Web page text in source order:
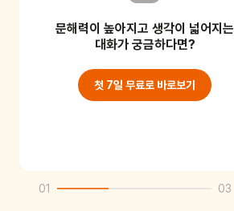
지루해져서 특별하고 독특한 머리
스타일을 원했을 거예요. 또는
문해력이 높아지고 생각이 넓어지는
대화가 궁금하다면?
첫 7일 무료로 바로보기
01 03